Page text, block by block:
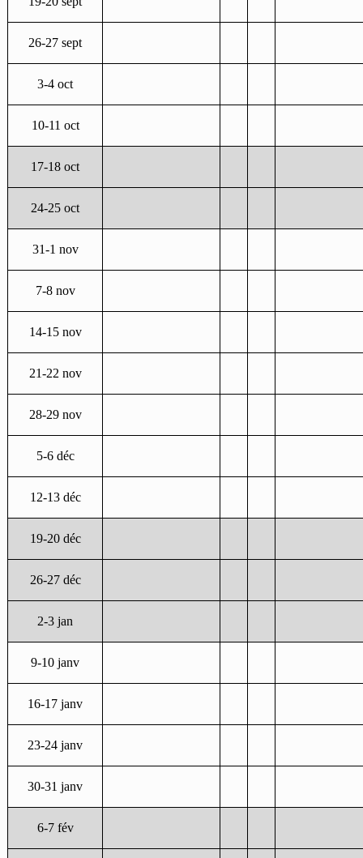
26-27 sept
3-4 oct
10-11 oct
17-18 oct
24-25 oct
31-1 nov
7-8 nov
14-15 nov
21-22 nov
28-29 nov
5-6 déc
12-13 déc
19-20 déc
26-27 déc
2-3 jan
9-10 janv
16-17 janv
23-24 janv
30-31 janv
6-7 fév